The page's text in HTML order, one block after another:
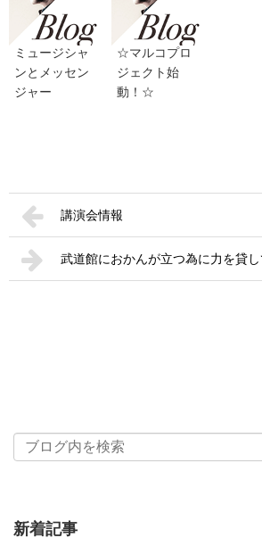
ミュージシャ
ンとメッセン
ジャー
☆マルコプロ
ジェクト始
動！☆
講演会情報
武道館におかんが立つ為に力を貸し
新着記事